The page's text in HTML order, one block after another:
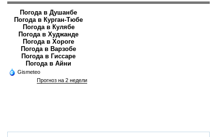
Погода в Душанбе
Погода в Курган-Тюбе
Погода в Кулябе
Погода в Худжанде
Погода в Хороге
Погода в Варзобе
Погода в Гиссаре
Погода в Айни
Gismeteo
Прогноз на 2 недели